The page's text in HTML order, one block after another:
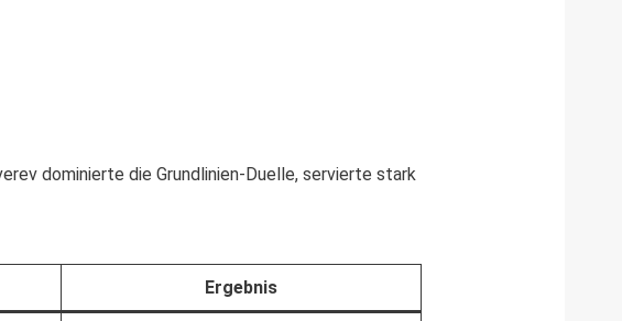
dominierte die Grundlinien-Duelle, servierte stark
Ergebnis